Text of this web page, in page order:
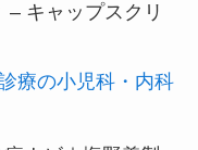
– キャップスクリ
療の小児科・内科